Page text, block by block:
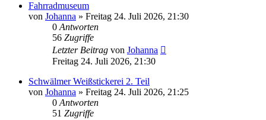
Fahrradmuseum
von Johanna » Freitag 24. Juli 2026, 21:30
0 Antworten
56 Zugriffe
Letzter Beitrag von Johanna
Freitag 24. Juli 2026, 21:30
Schwälmer Weißstickerei 2. Teil
von Johanna » Freitag 24. Juli 2026, 21:25
0 Antworten
51 Zugriffe